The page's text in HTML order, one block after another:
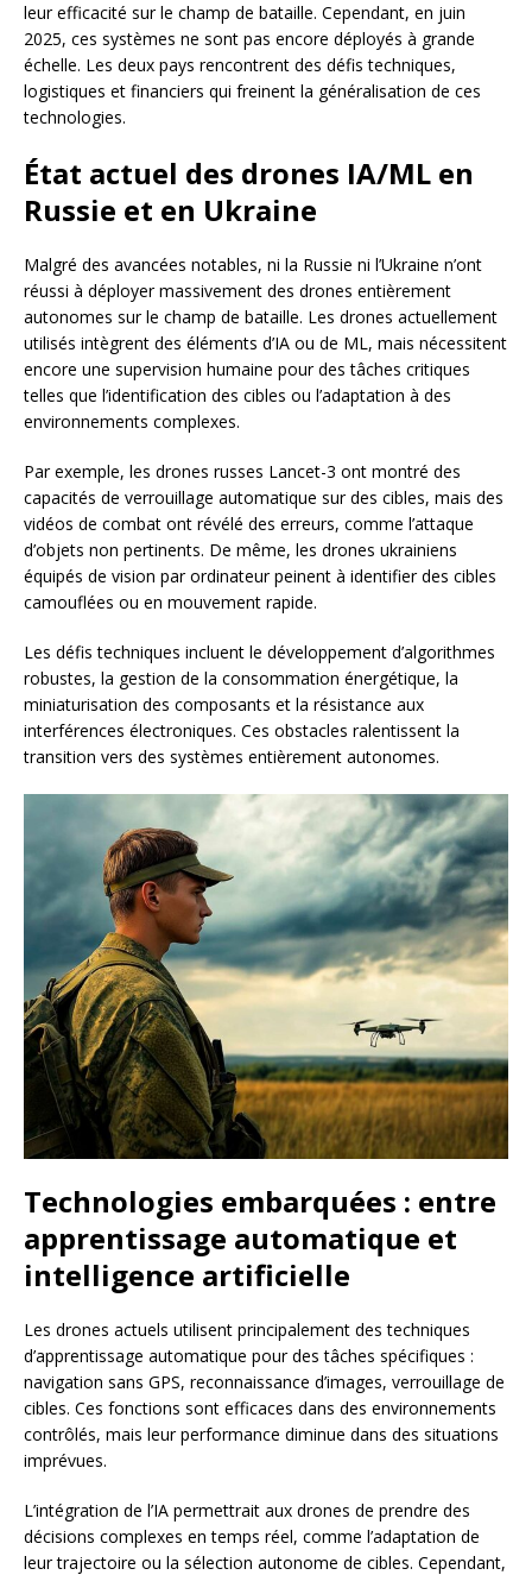
leur efficacité sur le champ de bataille. Cependant, en juin
2025, ces systèmes ne sont pas encore déployés à grande
échelle. Les deux pays rencontrent des défis techniques,
logistiques et financiers qui freinent la généralisation de ces
technologies.
État actuel des drones IA/ML en
Russie et en Ukraine
Malgré des avancées notables, ni la Russie ni l’Ukraine n’ont
réussi à déployer massivement des drones entièrement
autonomes sur le champ de bataille. Les drones actuellement
utilisés intègrent des éléments d’IA ou de ML, mais nécessitent
encore une supervision humaine pour des tâches critiques
telles que l’identification des cibles ou l’adaptation à des
environnements complexes.
Par exemple, les drones russes Lancet-3 ont montré des
capacités de verrouillage automatique sur des cibles, mais des
vidéos de combat ont révélé des erreurs, comme l’attaque
d’objets non pertinents. De même, les drones ukrainiens
équipés de vision par ordinateur peinent à identifier des cibles
camouflées ou en mouvement rapide.
Les défis techniques incluent le développement d’algorithmes
robustes, la gestion de la consommation énergétique, la
miniaturisation des composants et la résistance aux
interférences électroniques. Ces obstacles ralentissent la
transition vers des systèmes entièrement autonomes.
Technologies embarquées : entre
apprentissage automatique et
intelligence artificielle
Les drones actuels utilisent principalement des techniques
d’apprentissage automatique pour des tâches spécifiques :
navigation sans GPS, reconnaissance d’images, verrouillage de
cibles. Ces fonctions sont efficaces dans des environnements
contrôlés, mais leur performance diminue dans des situations
imprévues.
L’intégration de l’IA permettrait aux drones de prendre des
décisions complexes en temps réel, comme l’adaptation de
leur trajectoire ou la sélection autonome de cibles. Cependant,